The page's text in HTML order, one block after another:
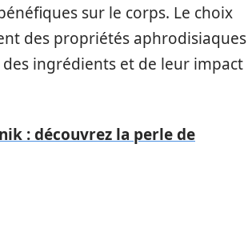
sur le corps. Le choix
des propriétés aphrodisiaques
ingrédients et de leur impact
: découvrez la perle de